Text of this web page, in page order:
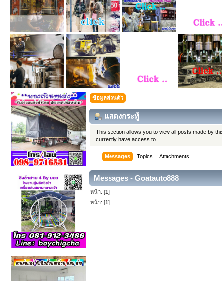
ข้อมูลส่วนตัว
แสดงกระทู้
This section allows you to view all posts made by
currently have access to.
Messages Topics Attachments
Messages - Goatauto888
หน้า: [1]
หน้า: [1]